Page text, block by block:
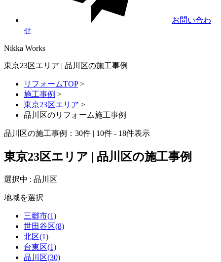
お問い合わ
せ
Nikka Works
東京23区エリア | 品川区の施工事例
リフォームTOP>
施工事例 >
東京23区エリア >
品川区のリフォーム施工事例
品川区の施工事例： 30件 | 10件 - 18件表示
東京23区エリア | 品川区の施工事例
選択中 : 品川区
地域を選択
三郷市(1)
世田谷区(8)
北区(1)
台東区(1)
品川区(30)